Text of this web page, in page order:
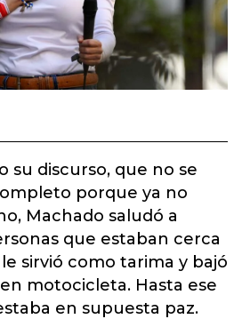
su discurso, que no se
porque ya no
Machado saludó a
que estaban cerca
sirvió como tarima y bajó
motocicleta. Hasta ese
en supuesta paz.